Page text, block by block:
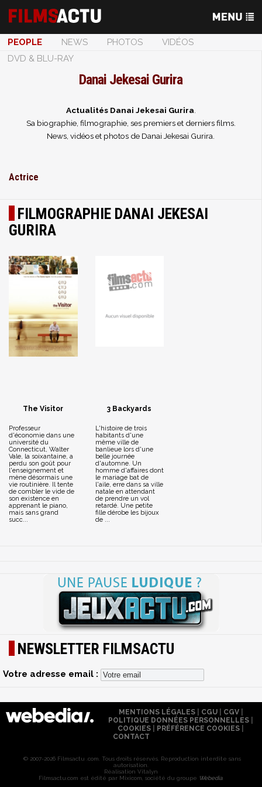
PEOPLE NEWS PHOTOS
VIDÉOS
DVD & BLU-RAY
Danai Jekesai Gurira
Actualités Danai Jekesai Gurira
Sa biographie, filmographie, ses premiers et derniers films.
News, vidéos et photos de Danai Jekesai Gurira.
Actrice
FILMOGRAPHIE DANAI JEKESAI
GURIRA
The Visitor
Professeur
d'économie dans une
université du
Connecticut, Walter
Vale, la soixantaine, a
perdu son goût pour
l'enseignement et
mène désormais une
vie routinière. Il tente
de combler le vide de
son existence en
apprenant le piano,
mais sans grand
succ...
3 Backyards
L'histoire de trois
habitants d'une
même ville de
banlieue lors d'une
belle journée
d'automne. Un
homme d'affaires dont
le mariage bat de
l'aile, erre dans sa ville
natale en attendant
de prendre un vol
retardé. Une petite
fille dérobe les bijoux
de ...
NEWSLETTER FILMSACTU
Votre adresse email :
MENTIONS LÉGALES| CGU| CGV|
POLITIQUE DONNÉES PERSONNELLES
COOKIES
PRÉFÉRENCE COOKIES
CONTACT
© 2007-2026 Filmsactu .com. Tous droits réservés. Reproduction interdite sans
autorisation.
Réalisation Vitalyn
Filmsactu .com est édité par Mixicom, société du groupe Webedia.